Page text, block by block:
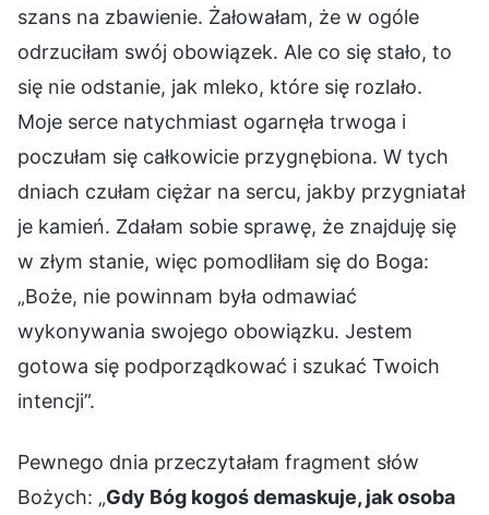
szans na zbawienie. Żałowałam, że w ogóle
odrzuciłam swój obowiązek. Ale co się stało, to
się nie odstanie, jak mleko, które się rozlało.
Moje serce natychmiast ogarnęła trwoga i
poczułam się całkowicie przygnębiona. W tych
dniach czułam ciężar na sercu, jakby przygniatał
je kamień. Zdałam sobie sprawę, że znajduję się
w złym stanie, więc pomodliłam się do Boga:
„Boże, nie powinnam była odmawiać
wykonywania swojego obowiązku. Jestem
gotowa się podporządkować i szukać Twoich
intencji”.
Pewnego dnia przeczytałam fragment słów
Bożych: „Gdy Bóg kogoś demaskuje, jak osoba